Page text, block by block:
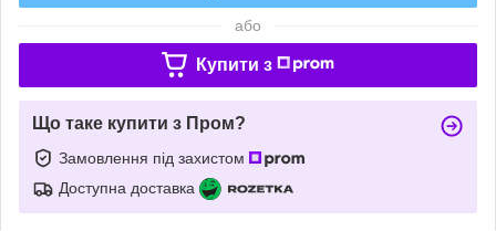
або
Купити з
Що таке купити з Пром?
Замовлення під захистом
Доступна доставка